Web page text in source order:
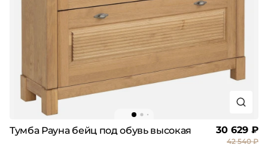
Тумба Рауна бейц под обувь высокая 30 629 ₽
42 540 ₽